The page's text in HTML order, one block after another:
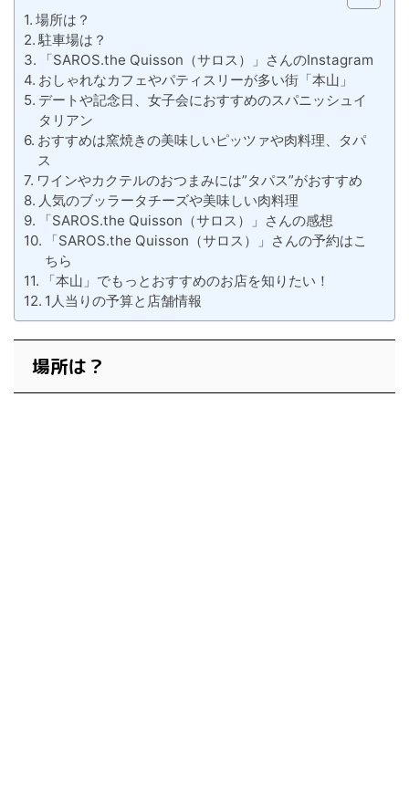
場所は？
駐車場は？
「SAROS.the Quisson（サロス）」さんのInstagram
おしゃれなカフェやパティスリーが多い街「本山」
デートや記念日、女子会におすすめのスパニッシュイ
タリアン
おすすめは窯焼きの美味しいピッツァや肉料理、タパ
ス
ワインやカクテルのおつまみには”タパス”がおすすめ
人気のブッラータチーズや美味しい肉料理
「SAROS.the Quisson（サロス）」さんの感想
「SAROS.the Quisson（サロス）」さんの予約はこ
ちら
「本山」でもっとおすすめのお店を知りたい！
1人当りの予算と店舗情報
場所は？